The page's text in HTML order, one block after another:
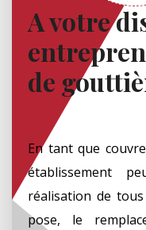
A votre
de
En tant que
établissement
réalisation de
pose, le